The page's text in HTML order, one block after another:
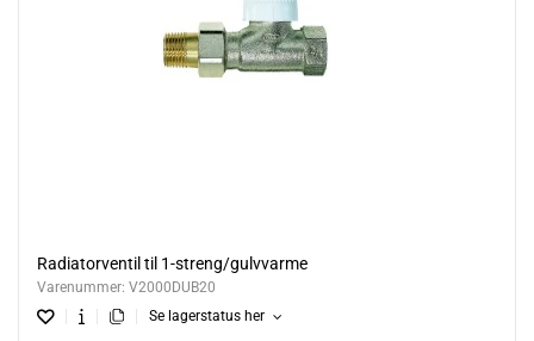
Radiatorventil til 1-streng/gulvvarme
Varenummer: V2000DUB20
Se lagerstatus her